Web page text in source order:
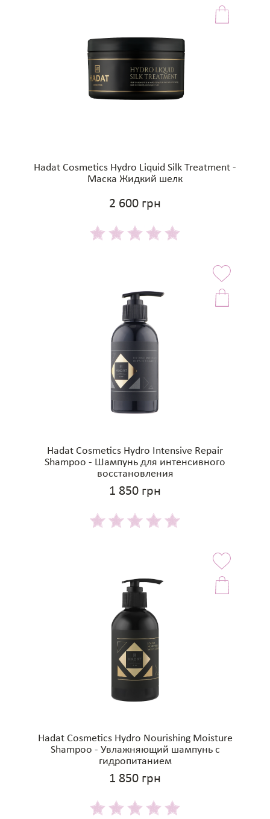
Hadat Cosmetics Hydro Liquid Silk Treatment -
Маска Жидкий шелк
2 600 грн
Hadat Cosmetics Hydro Intensive Repair
Shampoo - Шампунь для интенсивного
восстановления
1 850 грн
Hadat Cosmetics Hydro Nourishing Moisture
Shampoo - Увлажняющий шампунь с
гидропитанием
1 850 грн